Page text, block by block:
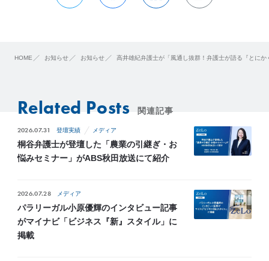
HOME お知らせ お知らせ 高井雄紀弁護士が「風通し抜群！弁護士が語る『とに
Related Posts 関連記事
2026.07.31 登壇実績 メディア
桐谷弁護士が登壇した「農業の引継ぎ・お
悩みセミナー」がABS秋田放送にて紹介
2026.07.28 メディア
パラリーガル小原優輝のインタビュー記事
がマイナビ「ビジネス『新』スタイル」に
掲載